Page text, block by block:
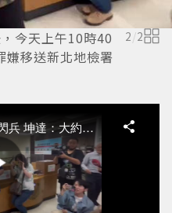
今天上午10時40
嫌移送新北地檢署
2/2